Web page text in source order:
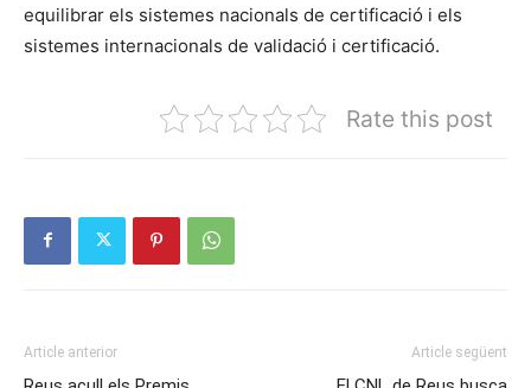
equilibrar els sistemes nacionals de certificació i els
sistemes internacionals de validació i certificació.
Rate this post
Article anterior Article següent